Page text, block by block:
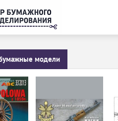
модели